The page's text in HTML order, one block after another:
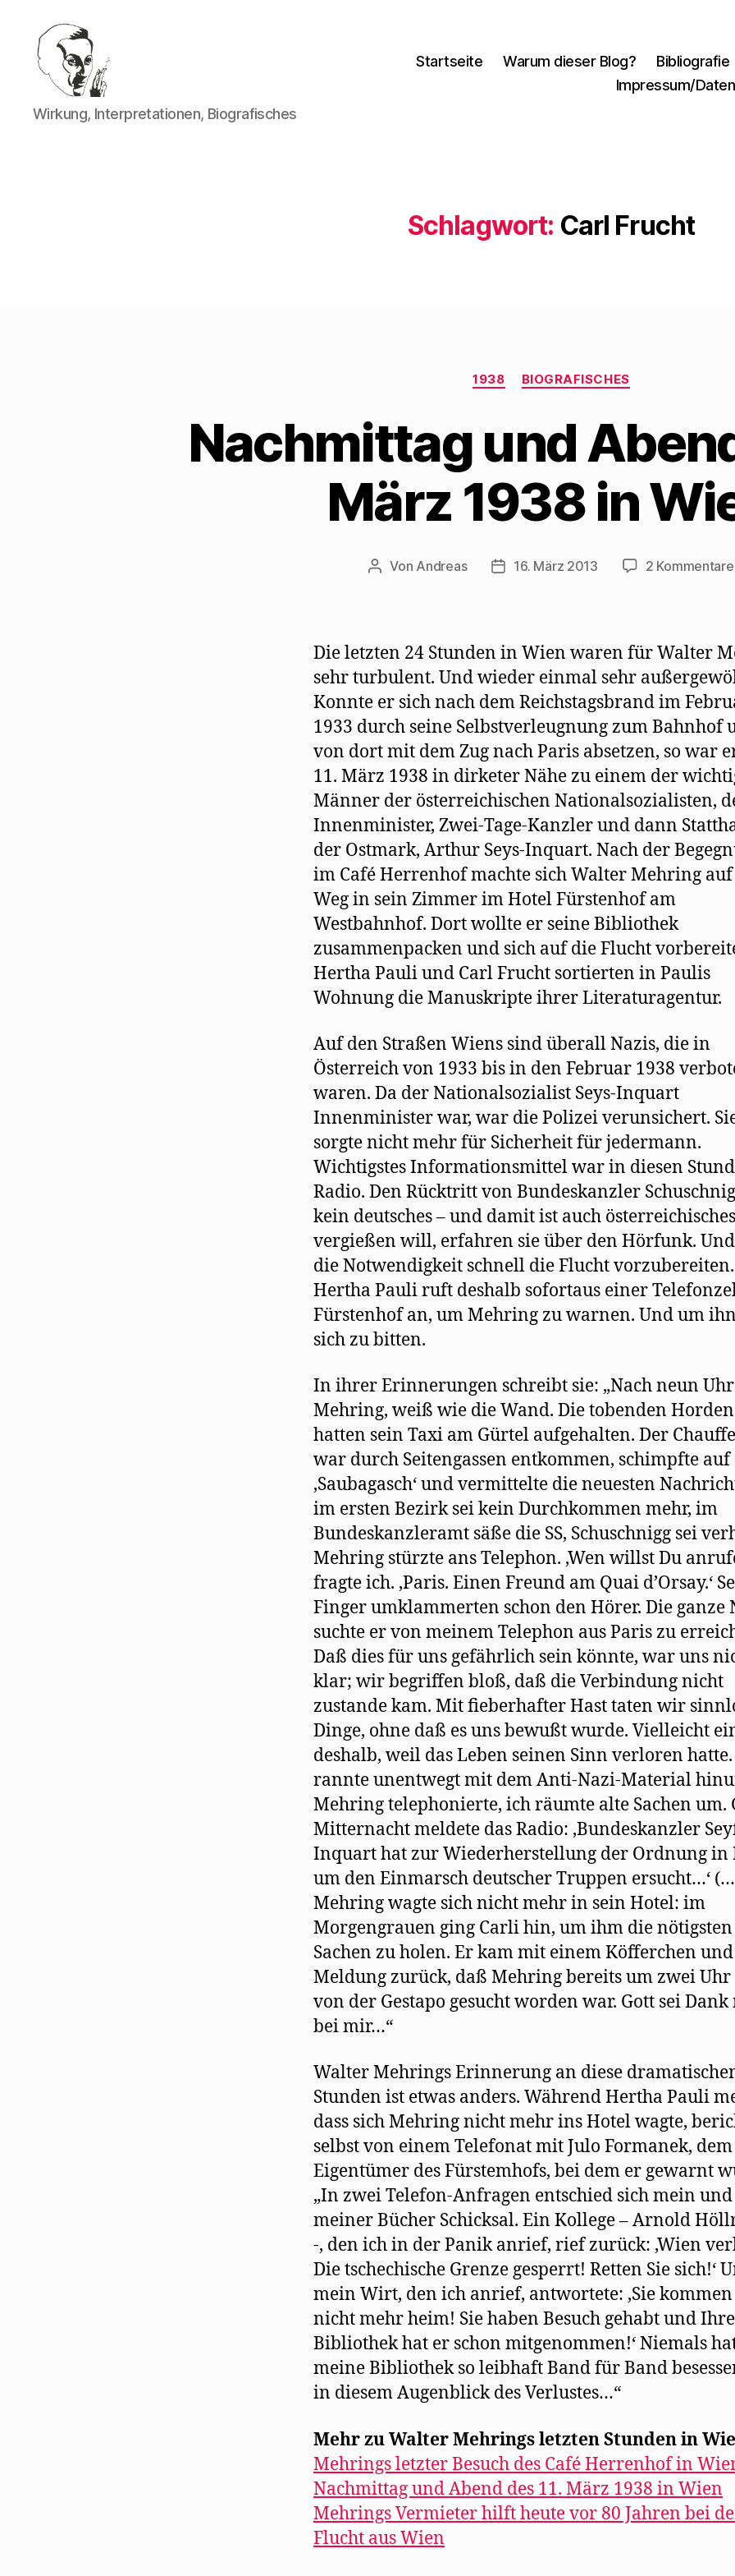
Walter
Mehring
Wirkung, Interpretationen, Biografisches
Startseite Warum dieser Blog? Bibliografie
Impressum/
Schlagwort: Carl Frucht
Kategorien
1938 BIOGRAFISCHES
Nachmittag und
März 1938 in
Beitragsautor
Von Andreas Beitragsdatum
16. März 2013 2 Kommentare
Die letzten 24 Stunden in Wien waren für Walter
sehr turbulent. Und wieder einmal sehr
Konnte er sich nach dem Reichstagsbrand im
1933 durch seine Selbstverleugnung zum Bahnhof
von dort mit dem Zug nach Paris absetzen, so war
11. März 1938 in dirketer Nähe zu einem der
Männer der österreichischen Nationalsozialisten,
Innenminister, Zwei-Tage-Kanzler und dann
der Ostmark, Arthur Seys-Inquart. Nach der
im Café Herrenhof machte sich Walter Mehring
Weg in sein Zimmer im Hotel Fürstenhof am
Westbahnhof. Dort wollte er seine Bibliothek
zusammenpacken und sich auf die Flucht
Hertha Pauli und Carl Frucht sortierten in Paulis
Wohnung die Manuskripte ihrer Literaturagentur.
Auf den Straßen Wiens sind überall Nazis, die in
Österreich von 1933 bis in den Februar 1938
waren. Da der Nationalsozialist Seys-Inquart
Innenminister war, war die Polizei verunsichert.
sorgte nicht mehr für Sicherheit für jedermann.
Wichtigstes Informationsmittel war in diesen
Radio. Den Rücktritt von Bundeskanzler
kein deutsches – und damit ist auch
vergießen will, erfahren sie über den Hörfunk.
die Notwendigkeit schnell die Flucht vorzubereiten.
Hertha Pauli ruft deshalb sofortaus einer
Fürstenhof an, um Mehring zu warnen. Und um
sich zu bitten.
In ihrer Erinnerungen schreibt sie: „Nach neun
Mehring, weiß wie die Wand. Die tobenden Horden
hatten sein Taxi am Gürtel aufgehalten. Der
war durch Seitengassen entkommen, schimpfte auf
‚Saubagasch‘ und vermittelte die neuesten
im ersten Bezirk sei kein Durchkommen mehr, im
Bundeskanzleramt säße die SS, Schuschnigg sei
Mehring stürzte ans Telephon. ‚Wen willst Du
fragte ich. ‚Paris. Einen Freund am Quai d’Orsay.‘
Finger umklammerten schon den Hörer. Die ganze
suchte er von meinem Telephon aus Paris zu
Daß dies für uns gefährlich sein könnte, war uns
klar; wir begriffen bloß, daß die Verbindung nicht
zustande kam. Mit fieberhafter Hast taten wir
Dinge, ohne daß es uns bewußt wurde. Vielleicht
deshalb, weil das Leben seinen Sinn verloren
rannte unentwegt mit dem Anti-Nazi-Material
Mehring telephonierte, ich räumte alte Sachen um.
Mitternacht meldete das Radio: ‚Bundeskanzler
Inquart hat zur Wiederherstellung der Ordnung in
um den Einmarsch deutscher Truppen ersucht…‘
Mehring wagte sich nicht mehr in sein Hotel: im
Morgengrauen ging Carli hin, um ihm die nötigsten
Sachen zu holen. Er kam mit einem Köfferchen
Meldung zurück, daß Mehring bereits um zwei
von der Gestapo gesucht worden war. Gott sei
bei mir…“
Walter Mehrings Erinnerung an diese
Stunden ist etwas anders. Während Hertha Pauli
dass sich Mehring nicht mehr ins Hotel wagte,
selbst von einem Telefonat mit Julo Formanek, dem
Eigentümer des Fürstemhofs, bei dem er gewarnt
„In zwei Telefon-Anfragen entschied sich mein und
meiner Bücher Schicksal. Ein Kollege – Arnold
-, den ich in der Panik anrief, rief zurück: ‚Wien
Die tschechische Grenze gesperrt! Retten Sie sich!‘
mein Wirt, den ich anrief, antwortete: ‚Sie kommen
nicht mehr heim! Sie haben Besuch gehabt und Ihre
Bibliothek hat er schon mitgenommen!‘ Niemals
meine Bibliothek so leibhaft Band für Band
in diesem Augenblick des Verlustes…“
Mehr zu Walter Mehrings letzten Stunden in
Mehrings letzter Besuch des Café Herrenhof in
Nachmittag und Abend des 11. März 1938 in Wien
Mehrings Vermieter hilft heute vor 80 Jahren bei
Flucht aus Wien